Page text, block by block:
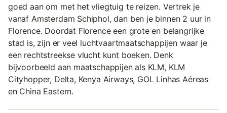
goed aan om met het vliegtuig te reizen. Vertrek je
vanaf Amsterdam Schiphol, dan ben je binnen 2 uur in
Florence. Doordat Florence een grote en belangrijke
stad is, zijn er veel luchtvaartmaatschappijen waar je
een rechtstreekse vlucht kunt boeken. Denk
bijvoorbeeld aan maatschappijen als KLM, KLM
Cityhopper, Delta, Kenya Airways, GOL Linhas Aéreas
en China Eastern.